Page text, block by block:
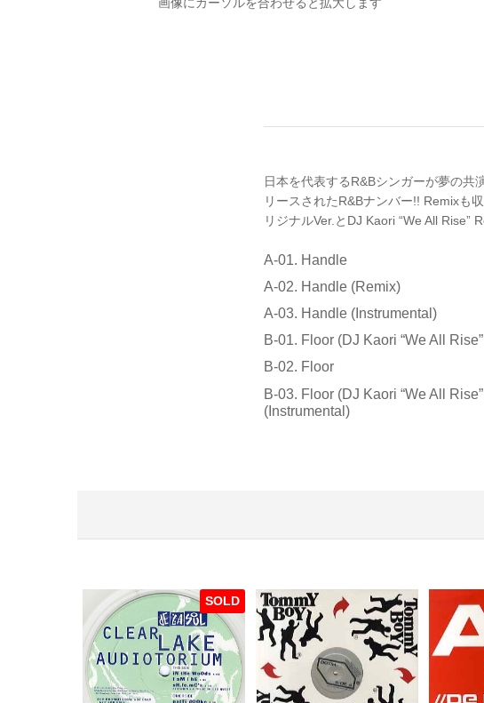
日本を代表するR&Bシンガーが夢の共
リースされたR&Bナンバー!! Remixも
リジナルVer.とDJ Kaori “We All Rise”
A-01. Handle
A-02. Handle (Remix)
A-03. Handle (Instrumental)
B-01. Floor (DJ Kaori “We All
B-02. Floor
B-03. Floor (DJ Kaori “We All
(Instrumental)
SOLD